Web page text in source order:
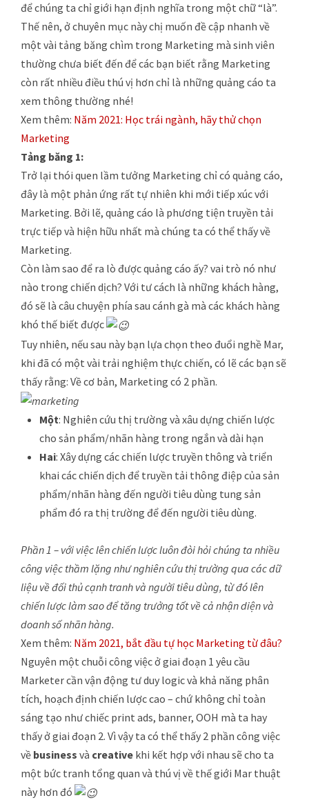
để chúng ta chỉ giới hạn định nghĩa trong một chữ “là”.
Thế nên, ở chuyên mục này chị muốn đề cập nhanh về
một vài tảng băng chìm trong Marketing mà sinh viên
thường chưa biết đến để các bạn biết rằng Marketing
còn rất nhiều điều thú vị hơn chỉ là những quảng cáo ta
xem thông thường nhé!
Xem thêm: Năm 2021: Học trái ngành, hãy thử chọn
Marketing
Tảng băng 1:
Trở lại thói quen lầm tưởng Marketing chỉ có quảng cáo,
đây là một phản ứng rất tự nhiên khi mới tiếp xúc với
Marketing. Bởi lẽ, quảng cáo là phương tiện truyền tải
trực tiếp và hiện hữu nhất mà chúng ta có thể thấy về
Marketing.
Còn làm sao để ra lò được quảng cáo ấy? vai trò nó như
nào trong chiến dịch? Với tư cách là những khách hàng,
đó sẽ là câu chuyện phía sau cánh gà mà các khách hàng
khó thế biết được
Tuy nhiên, nếu sau này bạn lựa chọn theo đuổi nghề Mar,
khi đã có một vài trải nghiệm thực chiến, có lẽ các bạn sẽ
thấy rằng: Về cơ bản, Marketing có 2 phần.
Một: Nghiên cứu thị trường và xâu dựng chiến lược
cho sản phẩm/nhãn hàng trong ngắn và dài hạn
Hai: Xây dựng các chiến lược truyền thông và triển
khai các chiến dịch để truyền tải thông điệp của sản
phẩm/nhãn hàng đến người tiêu dùng tung sản
phẩm đó ra thị trường để đến người tiêu dùng.
Phần 1 – với việc lên chiến lược luôn đòi hỏi chúng ta nhiều
công việc thầm lặng như nghiên cứu thị trường qua các dữ
liệu về đối thủ cạnh tranh và người tiêu dùng, từ đó lên
chiến lược làm sao để tăng trưởng tốt về cả nhận diện và
doanh số nhãn hàng.
Xem thêm: Năm 2021, bắt đầu tự học Marketing từ đâu?
Nguyên một chuỗi công việc ở giai đoạn 1 yêu cầu
Marketer cần vận động tư duy logic và khả năng phân
tích, hoạch định chiến lược cao – chứ không chỉ toàn
sáng tạo như chiếc print ads, banner, OOH mà ta hay
thấy ở giai đoạn 2. Vì vậy ta có thể thấy 2 phần công việc
về business và creative khi kết hợp với nhau sẽ cho ta
một bức tranh tổng quan và thú vị về thế giới Mar thuật
này hơn đó